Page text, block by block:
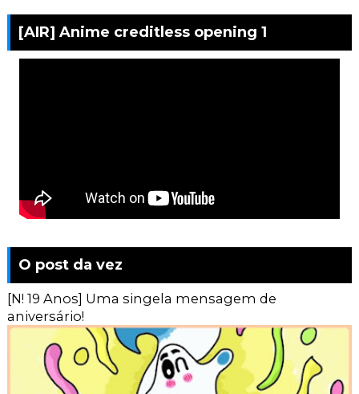
[AIR] Anime creditless opening 1
O post da vez
[N! 19 Anos] Uma singela mensagem de
aniversário!